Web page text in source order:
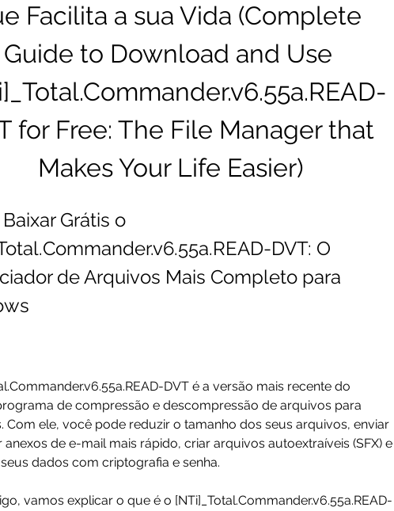
Facilita a sua Vida (Complete
Guide to Download and Use
for Free: The File Manager that
Makes Your Life Easier)
Grátis o
DVT: O
de Arquivos Mais Completo para
DVT é a versão mais recente do
de compressão e descompressão de arquivos para
Com ele, você pode reduzir o tamanho dos seus arquivos, enviar
anexos de e-mail mais rápido, criar arquivos autoextraíveis (SFX) e
dados com criptografia e senha.
vamos explicar o que é o [NTi]_Total.Commander.v6.55a.READ-